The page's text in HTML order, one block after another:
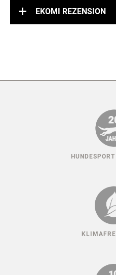
EKOMI REZENSION